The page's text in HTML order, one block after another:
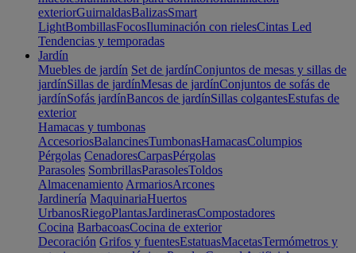
exteriorGuirnaldasBalizasSmart
LightBombillasFocosIluminación con rielesCintas Led
Tendencias y temporadas
Jardín
Muebles de jardín Set de jardínConjuntos de mesas y sillas de
jardínSillas de jardínMesas de jardínConjuntos de sofás de
jardínSofás jardínBancos de jardínSillas colgantesEstufas de
exterior
Hamacas y tumbonas
AccesoriosBalancinesTumbonasHamacasColumpios
Pérgolas CenadoresCarpasPérgolas
Parasoles SombrillasParasolesToldos
Almacenamiento ArmariosArcones
Jardinería MaquinariaHuertos
UrbanosRiegoPlantasJardinerasCompostadores
Cocina BarbacoasCocina de exterior
Decoración Grifos y fuentesEstatuasMacetasTermómetros y